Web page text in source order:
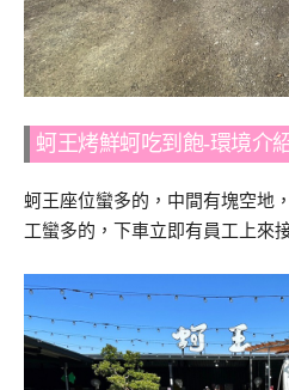
蚵王烤鮮蚵吃到飽-環境介
蚵王座位蠻多的，中間有塊空地
工蠻多的，下車立即有員工上來